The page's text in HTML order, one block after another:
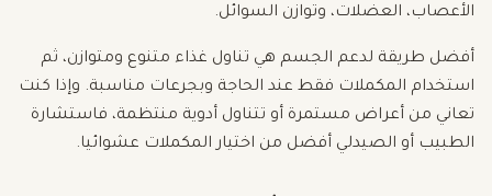
الأعصاب، العضلات، وتوازن السوائل.
أفضل طريقة لدعم الجسم هي تناول غذاء متنوع ومتوازن، ثم
استخدام المكملات فقط عند الحاجة وبجرعات مناسبة. وإذا كنت
تعاني من أعراض مستمرة أو تتناول أدوية منتظمة، فاستشارة
الطبيب أو الصيدلي أفضل من اختيار المكملات عشوائيا.